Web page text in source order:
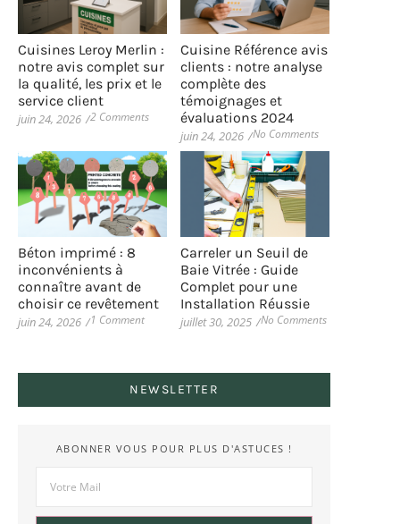
Cuisines Leroy Merlin :
notre avis complet sur
la qualité, les prix et le
service client
juin 24, 2026 /2 Comments
Cuisine Référence avis
clients : notre analyse
complète des
témoignages et
évaluations 2024
juin 24, 2026 /No Comments
Béton imprimé : 8
inconvénients à
connaître avant de
choisir ce revêtement
juin 24, 2026 /1 Comment
Carreler un Seuil de
Baie Vitrée : Guide
Complet pour une
Installation Réussie
juillet 30, 2025 /No Comments
NEWSLETTER
ABONNER VOUS POUR PLUS D'ASTUCES !